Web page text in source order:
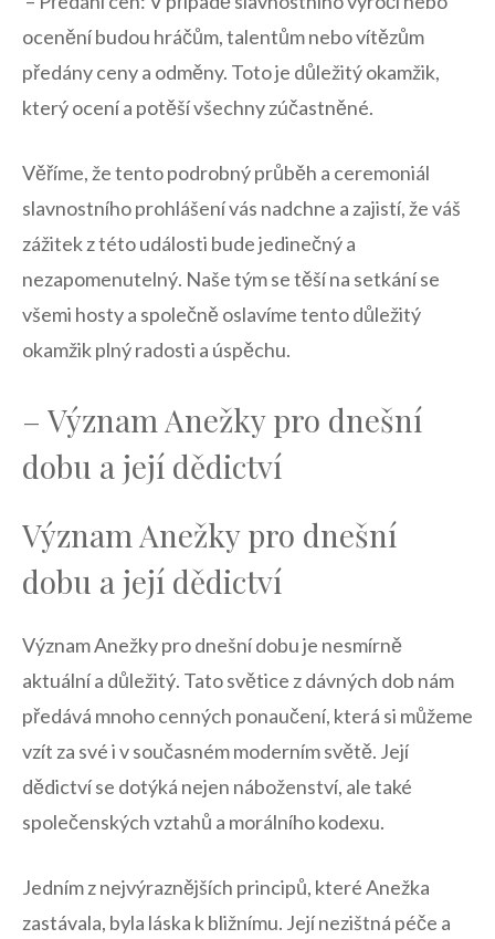
ocenění budou hráčům, talentům⁤ nebo vítězům
předány ceny a‌ odměny. ​Toto je důležitý okamžik,⁣
který ocení ⁤a potěší všechny zúčastněné.
Věříme, že tento podrobný ⁢průběh a ceremoniál
slavnostního prohlášení⁢ vás nadchne a zajistí, ⁤že váš
zážitek⁤ z⁤ této události bude jedinečný‍ a
nezapomenutelný. Naše tým se těší ​na ⁤setkání⁤ se
všemi⁣ hosty a společně‌ oslavíme tento‌ důležitý⁣
okamžik plný radosti a ⁢úspěchu.
– Význam ‌Anežky pro dnešní⁤
dobu a její dědictví
Význam Anežky ⁤pro dnešní⁢
dobu a ⁢její dědictví
Význam ⁣Anežky‍ pro dnešní dobu je nesmírně
aktuální‌ a⁤ důležitý. Tato⁤ světice ​z dávných dob nám
předává mnoho cenných⁤ ponaučení, která si můžeme‌
vzít za své i v současném moderním ⁤světě. Její
⁢dědictví se ‍dotýká nejen náboženství, ale také
společenských ​vztahů​ a morálního⁣ kodexu.
Jedním z nejvýraznějších principů, které Anežka⁤
zastávala, byla⁢ láska k ‌bližnímu. Její nezištná péče a